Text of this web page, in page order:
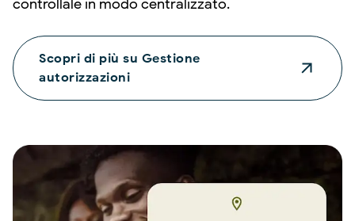
controllale in modo centralizzato.
Scopri di più su Gestione
autorizzazioni